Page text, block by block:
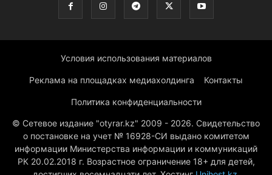
Условия использования материалов
Реклама на площадках медиахолдинга Контакты
Политика конфиденциальности
© Сетевое издание "otyrar.kz" 2009 - 2026. Свидетельство
о постановке на учет № 16928-СИ выдано комитетом
информации Министерства информации и коммуникаций
РК 20.02.2018 г. Возрастное ограничение 18+ для детей,